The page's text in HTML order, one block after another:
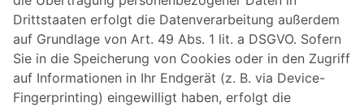
Drittstaaten erfolgt die Datenverarbeitung außerdem
auf Grundlage von Art. 49 Abs. 1 lit. a DSGVO. Sofern
Sie in die Speicherung von Cookies oder in den Zugriff
auf Informationen in Ihr Endgerät (z. B. via Device-
Fingerprinting) eingewilligt haben, erfolgt die